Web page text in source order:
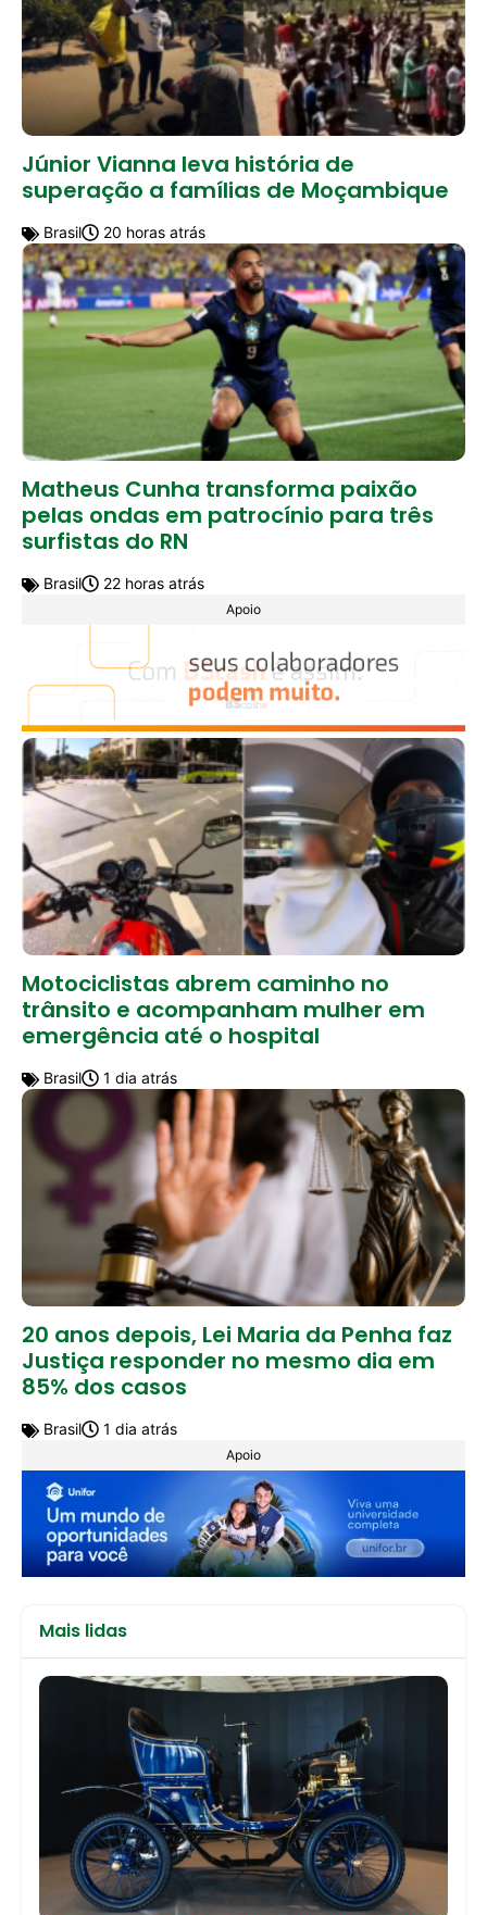
Júnior Vianna leva história de
superação a famílias de Moçambique
Brasil 20 horas atrás
Matheus Cunha transforma paixão
pelas ondas em patrocínio para três
surfistas do RN
Brasil 22 horas atrás
Apoio
Motociclistas abrem caminho no
trânsito e acompanham mulher em
emergência até o hospital
Brasil 1 dia atrás
20 anos depois, Lei Maria da Penha faz
Justiça responder no mesmo dia em
85% dos casos
Brasil 1 dia atrás
Apoio
Mais lidas